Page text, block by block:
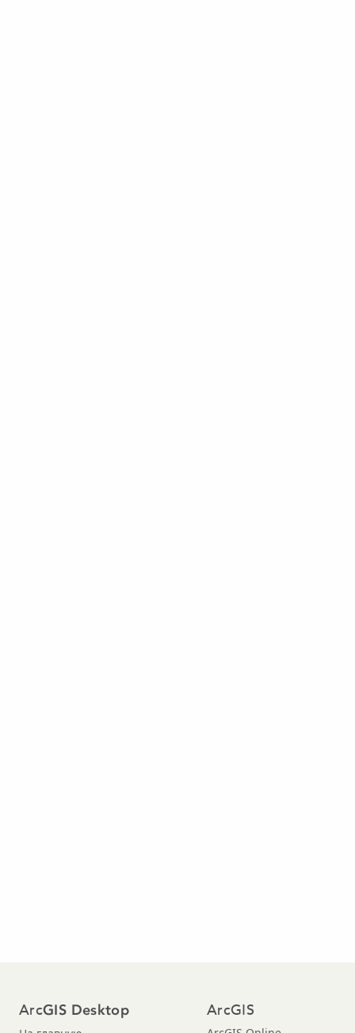
ArcGIS Desktop ArcGIS